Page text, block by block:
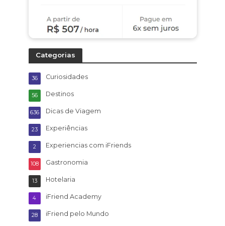
Categorias
Curiosidades
36
Destinos
56
Dicas de Viagem
636
Experiências
23
Experiencias com iFriends
2
Gastronomia
108
Hotelaria
13
iFriend Academy
4
iFriend pelo Mundo
28